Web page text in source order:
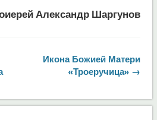
Александр Шаргунов
Икона Божией Матери
«Троеручица» →